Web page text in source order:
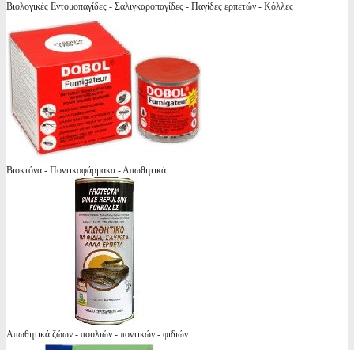
Βιολογικές Εντομοπαγίδες - Σαλιγκαροπαγίδες - Παγίδες ερπετών - Κόλλες
Βιοκτόνα - Ποντικοφάρμακα - Απωθητικά
Απωθητικά ζώων - πουλιών - ποντικών - φιδιών